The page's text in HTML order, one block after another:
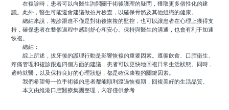
在複診時，患者可以向醫生詢問關于術後護理的疑問，獲取更多個性化的建
議。此外，醫生可能還會建議做拍片檢查，以確保骨骼及其他組織的健康。
總結來說，複診跟進不僅是對術後恢複的監控，也可以讓患者在心理上獲得支
持，確保患者在整個過程中感到舒心和安心。保持與醫生的溝通，也會有利于加速
恢複。
總結：
綜上所述，拔牙後的護理行動是影響恢複的重要因素。遵循飲食、口腔衛生、
疼痛管理和複診跟進四個方面的建議，患者可以更快地回複日常生活狀態。同時，
適時就醫，以及保持良好的心理狀態，都是確保康複的關鍵因素。
我們希望每一位手術後的患者都能順利渡過恢複期，回複美好的生活品質。
本文由維港口腔醫療集團整理，內容僅供參考